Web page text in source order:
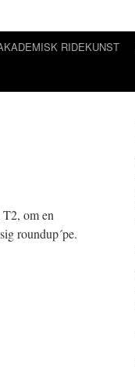
RIDEKUNST
om en
roundup´pe.